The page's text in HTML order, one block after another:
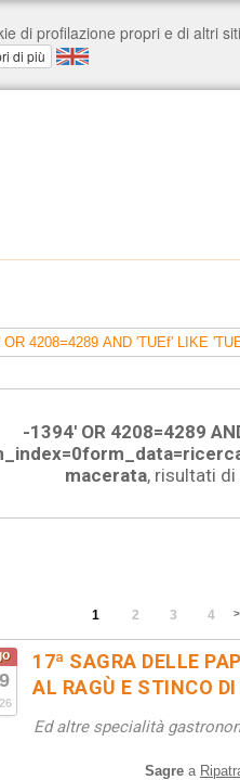
-1394' OR 4208=4289
macerata, risultati di
1 2 3 4
17ª SAGRA DELLE
AL RAGÙ E STINCO
Ed altre specialità
Sagre a